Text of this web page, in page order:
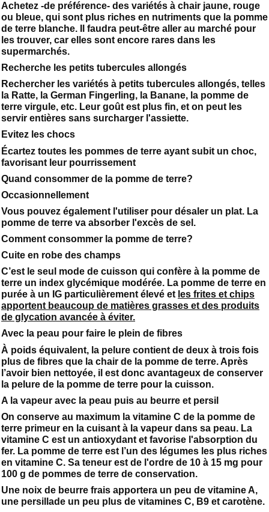
Achetez -de préférence- des variétés à chair jaune, rouge
ou bleue, qui sont plus riches en nutriments que la pomme
de terre blanche. Il faudra peut-être aller au marché pour
les trouver, car elles sont encore rares dans les
supermarchés.
Recherche les petits tubercules allongés
Rechercher les variétés à petits tubercules allongés, telles
la Ratte, la German Fingerling, la Banane, la pomme de
terre virgule, etc. Leur goût est plus fin, et on peut les
servir entières sans surcharger l'assiette.
Evitez les chocs
Écartez toutes les pommes de terre ayant subit un choc,
favorisant leur pourrissement
Quand consommer de la pomme de terre?
Occasionnellement
Vous pouvez également l'utiliser pour désaler un plat. La
pomme de terre va absorber l'excès de sel.
Comment consommer la pomme de terre?
Cuite en robe des champs
C’est le seul mode de cuisson qui confère à la pomme de
terre un index glycémique modérée. La pomme de terre en
purée à un IG particulièrement élevé et les frites et chips
apportent beaucoup de matières grasses et des produits
de glycation avancée à éviter.
Avec la peau pour faire le plein de fibres
À poids équivalent, la pelure contient de deux à trois fois
plus de fibres que la chair de la pomme de terre. Après
l’avoir bien nettoyée, il est donc avantageux de conserver
la pelure de la pomme de terre pour la cuisson.
A la vapeur avec la peau puis au beurre et persil
On conserve au maximum la vitamine C de la pomme de
terre primeur en la cuisant à la vapeur dans sa peau. La
vitamine C est un antioxydant et favorise l'absorption du
fer. La pomme de terre est l’un des légumes les plus riches
en vitamine C. Sa teneur est de l'ordre de 10 à 15 mg pour
100 g de pommes de terre de conservation.
Une noix de beurre frais apportera un peu de vitamine A,
une persillade un peu plus de vitamines C, B9 et carotène.